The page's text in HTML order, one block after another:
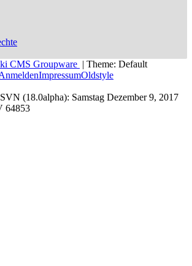
CMS Groupware | Theme: Default
ImpressumOldstyle
(18.0alpha): Samstag Dezember 9, 2017
64853